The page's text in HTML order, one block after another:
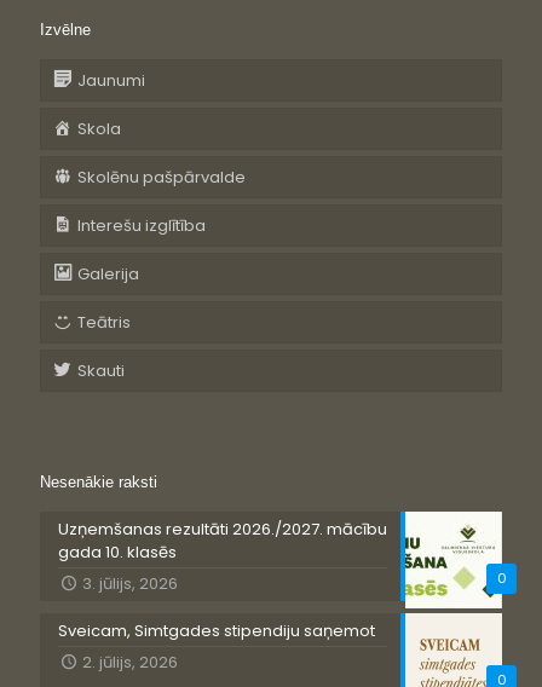
Izvēlne
Jaunumi
Skola
Skolēnu pašpārvalde
Interešu izglītība
Galerija
Teātris
Skauti
Nesenākie raksti
0
Uzņemšanas rezultāti 2026./2027. mācību
gada 10. klasēs
3. jūlijs, 2026
0
Sveicam, Simtgades stipendiju saņemot
2. jūlijs, 2026